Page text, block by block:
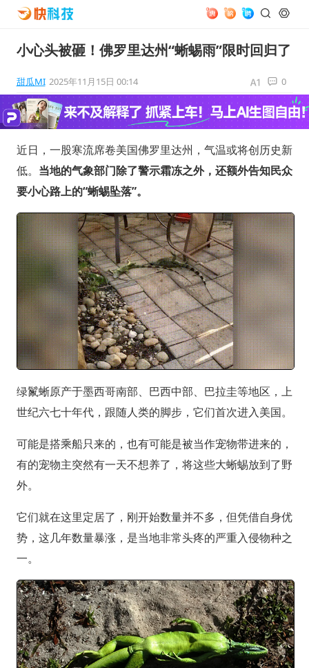
小心头被砸！佛罗里达州“蜥蜴雨”限时回归了
甜瓜MI 2025年11月15日 00:14 0
近日，一股寒流席卷美国佛罗里达州，气温或将创历史新
低。 当地的气象部门除了警示霜冻之外，还额外告知民众
要小心路上的“蜥蜴坠落”。
绿鬣蜥原产于墨西哥南部、巴西中部、巴拉圭等地区，上
世纪六七十年代，跟随人类的脚步，它们首次进入美国。
可能是搭乘船只来的，也有可能是被当作宠物带进来的，
有的宠物主突然有一天不想养了，将这些大蜥蜴放到了野
外。
它们就在这里定居了，刚开始数量并不多，但凭借自身优
势，这几年数量暴涨，是当地非常头疼的严重入侵物种之
一。